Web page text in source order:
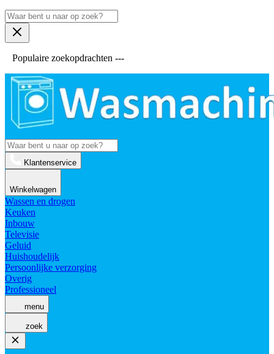
Populaire zoekopdrachten ---
Klantenservice
Winkelwagen
Wassen en drogen
Keuken
Inbouw
Televisie
Geluid
Huishoudelijk
Persoonlijke verzorging
Overig
Professioneel
menu
zoek